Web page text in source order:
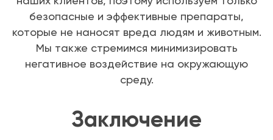
безопасные и эффективные препараты,
которые не наносят вреда людям и животным.
Мы также стремимся минимизировать
негативное воздействие на окружающую
среду.
Заключение